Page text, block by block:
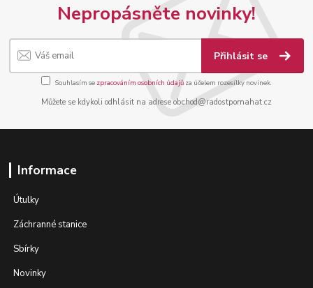
Nepropásněte novinky!
Přihlásit se
Souhlasím se zpracováním osobních údajů za účelem rozesílky novinek.
Můžete se kdykoli odhlásit na adrese obchod@radostpomahat.cz
Informace
Útulky
Záchranné stanice
Sbírky
Novinky